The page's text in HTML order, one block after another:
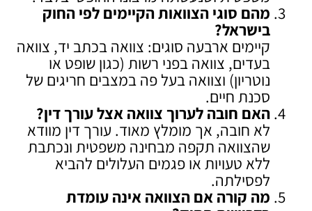
מהם סוגי הצוואות הקיימים לפי החוק
בישראל?
קיימים ארבעה סוגים: צוואה בכתב יד, צוואה
בעדים, צוואה בפני רשות (כגון שופט או
נוטריון) וצוואה בעל פה במצבים חריגים של
סכנת חיים.
האם חובה לערוך צוואה אצל עורך דין?
לא חובה, אך מומלץ מאוד. עורך דין מוודא
שהצוואה תקפה מבחינה משפטית ונכתבת
ללא טעויות או פגמים העלולים להביא
לפסילתה.
מה קורה אם הצוואה אינה עומדת